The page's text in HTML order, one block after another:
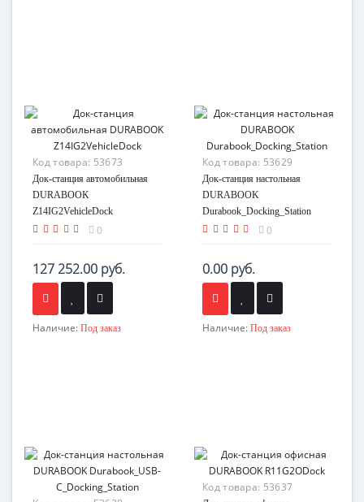
Код товара: 53673
Док-станция автомобильная
DURABOOK
Z14IG2VehicleDock
0
127 252.00 руб.
Наличие: Под заказ
Код товара: 53629
Док-станция настольная
DURABOOK
Durabook_Docking_Station
0
0.00 руб.
Наличие: Под заказ
Код товара: 53637